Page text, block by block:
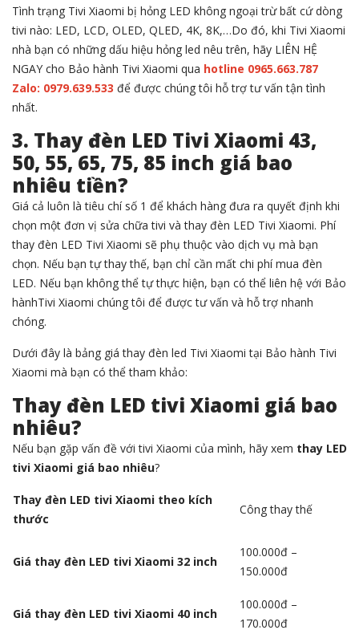
Tình trạng Tivi Xiaomi bị hỏng LED không ngoại trừ bất cứ dòng
tivi nào: LED, LCD, OLED, QLED, 4K, 8K,…Do đó, khi Tivi Xiaomi
nhà bạn có những dấu hiệu hỏng led nêu trên, hãy LIÊN HỆ
NGAY cho Bảo hành Tivi Xiaomi qua hotline 0965.663.787
Zalo: 0979.639.533 để được chúng tôi hỗ trợ tư vấn tận tình
nhất.
3. Thay đèn LED Tivi Xiaomi 43,
50, 55, 65, 75, 85 inch giá bao
nhiêu tiền?
Giá cả luôn là tiêu chí số 1 để khách hàng đưa ra quyết định khi
chọn một đơn vị sửa chữa tivi và thay đèn LED Tivi Xiaomi. Phí
thay đèn LED Tivi Xiaomi sẽ phụ thuộc vào dịch vụ mà bạn
chọn. Nếu bạn tự thay thế, bạn chỉ cần mất chi phí mua đèn
LED. Nếu bạn không thể tự thực hiện, bạn có thể liên hệ với Bảo
hànhTivi Xiaomi chúng tôi để được tư vấn và hỗ trợ nhanh
chóng.
Dưới đây là bảng giá thay đèn led Tivi Xiaomi tại Bảo hành Tivi
Xiaomi mà bạn có thể tham khảo:
Thay đèn LED tivi Xiaomi giá bao
nhiêu?
Nếu bạn gặp vấn đề với tivi Xiaomi của mình, hãy xem thay LED
tivi Xiaomi giá bao nhiêu?
Thay đèn LED tivi Xiaomi theo kích
thước
Công thay thế
Giá thay đèn LED tivi Xiaomi 32 inch
100.000đ –
150.000đ
Giá thay đèn LED tivi Xiaomi 40 inch
100.000đ –
170.000đ